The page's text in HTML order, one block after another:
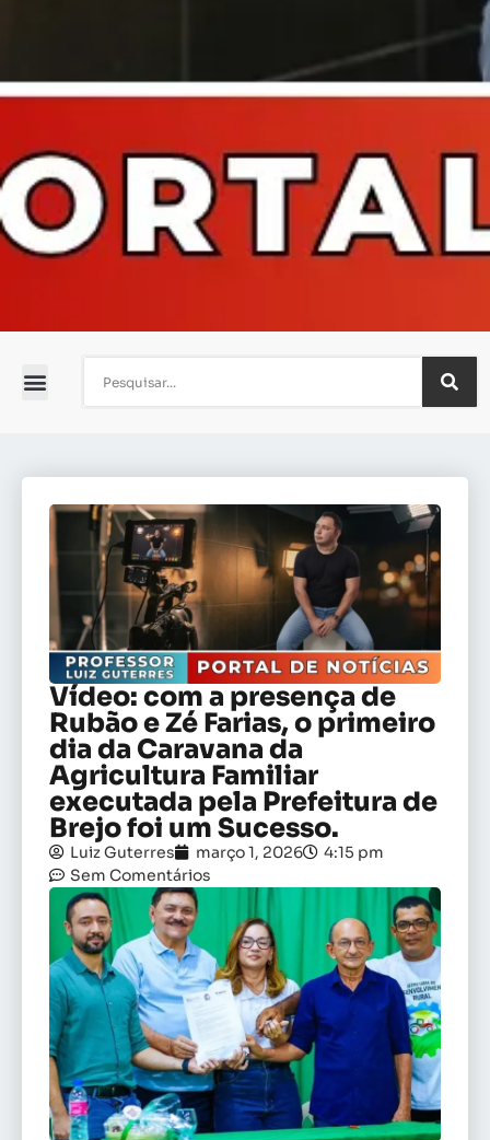
Vídeo: com a presença de
Rubão e Zé Farias, o primeiro
dia da Caravana da
Agricultura Familiar
executada pela Prefeitura de
Brejo foi um Sucesso.
Luiz Guterres março 1, 2026
4:15 pm
Sem Comentários